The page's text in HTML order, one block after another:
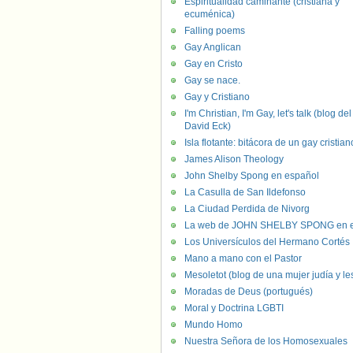
ecuménica)
Falling poems
Gay Anglican
Gay en Cristo
Gay se nace.
Gay y Cristiano
I'm Christian, I'm Gay, let's talk (blog del
David Eck)
Isla flotante: bitácora de un gay
James Alison Theology
John Shelby Spong en español
La Casulla de San Ildefonso
La Ciudad Perdida de Nivorg
La web de JOHN SHELBY SPONG en
Los Universículos del Hermano Cortés
Mano a mano con el Pastor
Mesoletot (blog de una mujer judía y
Moradas de Deus (portugués)
Moral y Doctrina LGBTI
Mundo Homo
Nuestra Señora de los Homosexuales